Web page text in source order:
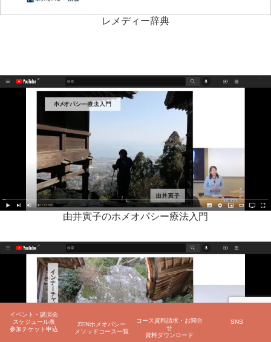
イベント・講演会
スケジュール表
参加チケット申込
ZENホメオパシー
メソッドコース一覧
コース資料請求・お問合
せ
資料ダウンロード
SNS
レメディー辞典
由井寅子のホメオパシー療法入門